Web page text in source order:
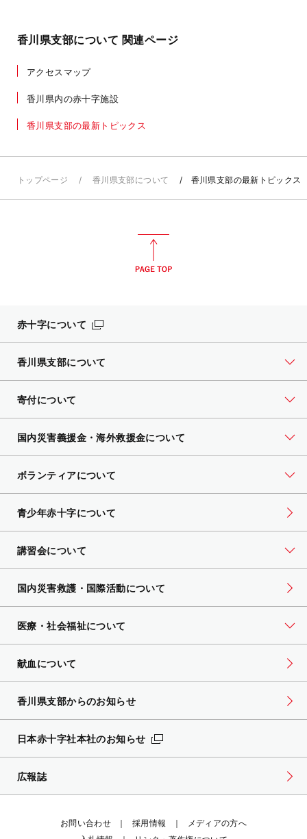
香川県支部について 関連ページ
アクセスマップ
香川県内の赤十字施設
香川県支部の最新トピックス
トップページ 香川県支部について 香川県支部の最新トピックス
赤十字について
香川県支部について
寄付について
国内災害義援金・海外救援金について
ボランティアについて
青少年赤十字について
講習会について
国内災害救護・国際活動について
医療・社会福祉について
献血について
香川県支部からのお知らせ
日本赤十字社本社のお知らせ
広報誌
お問い合わせ 採用情報
メディアの方へ